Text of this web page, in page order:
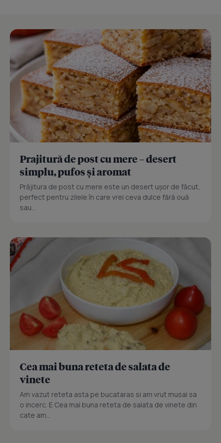
Prajitură de post cu mere – desert
simplu, pufos și aromat
Prăjitura de post cu mere este un desert ușor de făcut,
perfect pentru zilele în care vrei ceva dulce fără ouă
sau...
Cea mai buna reteta de salata de
vinete
Am vazut reteta asta pe bucataras si am vrut musai sa
o incerc. E Cea mai buna reteta de salata de vinete din
cate am...